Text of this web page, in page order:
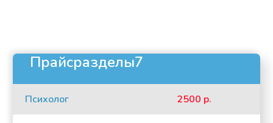
Прайсразделы7
Психолог 2500 р.